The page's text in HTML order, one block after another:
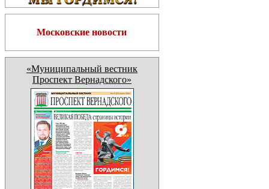
Московские новости
«Муниципальный вестник
Проспект Вернадского»